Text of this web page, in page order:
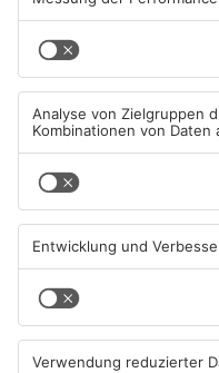
PRIMAVERALAND
TOPNEWS
Schwimmbäder im
Primaveraland weisen teils
erhebliche Mängel auf